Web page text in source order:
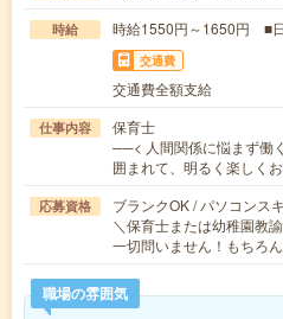
時給 時給1550円～1650円 ■
交通費
交通費全額支給
仕事内容
保育士
──< 人間関係に悩まず働
囲まれて、明るく楽しく
応募資格
ブランクOK / パソコンス
＼保育士または幼稚園教
一切問いません！もちろ
職場の雰囲気